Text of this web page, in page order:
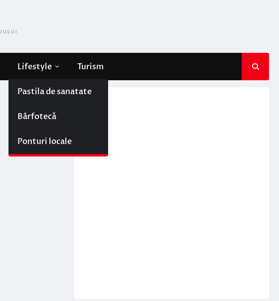
Lifestyle
Pastila de sanatate
Bârfotecă
Ponturi locale
Turism